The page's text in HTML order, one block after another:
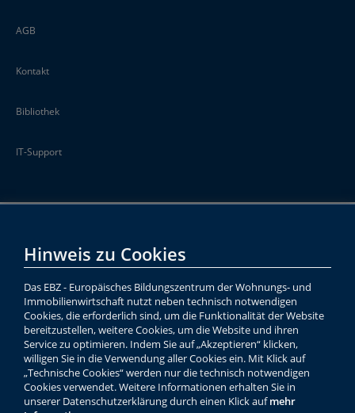
AGB
Kontakt
Bibliothek
IT-Support
Hinweis zu Cookies
Das EBZ - Europäisches Bildungszentrum der Wohnungs- und
Immobilienwirtschaft nutzt neben technisch notwendigen
Cookies, die erforderlich sind, um die Funktionalität der Website
bereitzustellen, weitere Cookies, um die Website und ihren
Service zu optimieren. Indem Sie auf „Akzeptieren“ klicken,
willigen Sie in die Verwendung aller Cookies ein. Mit Klick auf
„Technische Cookies“ werden nur die technisch notwendigen
Cookies verwendet. Weitere Informationen erhalten Sie in
unserer Datenschutzerklärung durch einen Klick aufmehr